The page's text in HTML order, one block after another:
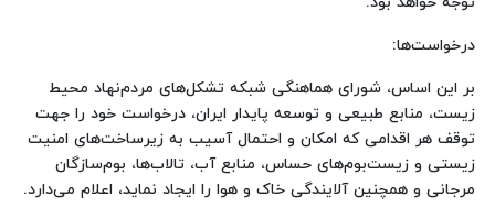
درخواست‌ها:
بر این اساس، شورای هماهنگی شبکه تشکل‌های مردم‌نهاد محیط
زیست، منابع طبیعی و توسعه پایدار ایران، درخواست خود را جهت
توقف هر اقدامی که امکان و احتمال آسیب به زیرساخت‌های امنیت
زیستی و زیست‌بوم‌های حساس، منابع آب، تالاب‌ها، بوم‌سازگان
مرجانی و همچنین آلایندگی خاک و هوا را ایجاد نماید، اعلام می‌دارد.